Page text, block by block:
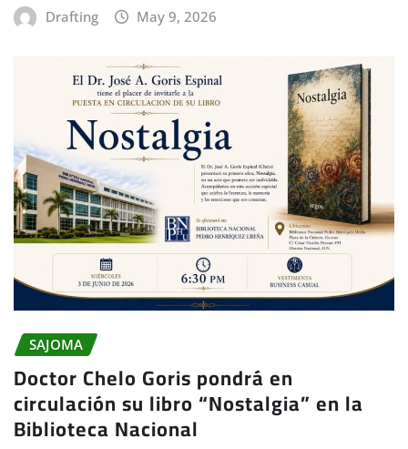
Drafting May 9, 2026
SAJOMA
Doctor Chelo Goris pondrá en
circulación su libro “Nostalgia” en la
Biblioteca Nacional